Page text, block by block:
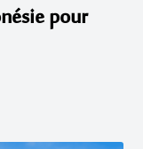
pour